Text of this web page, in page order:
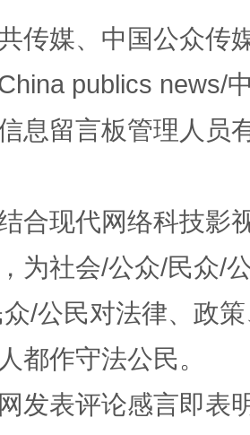
的“隐身衣” 如何以
安的艺术幻境
传媒、中国公众传
publics news/
息留言板管理人员
合现代网络科技影
为社会/公众/民众/
/公民对法律、政
都作守法公民。
发表评论感言即表